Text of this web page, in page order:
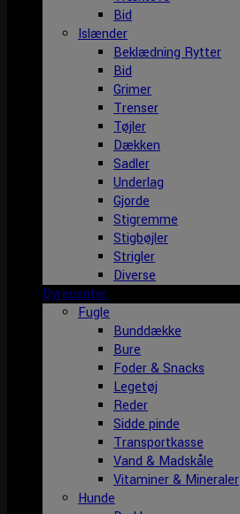
Bid
Islænder
Beklædning Rytter
Bid
Grimer
Trenser
Tøjler
Dækken
Sadler
Underlag
Gjorde
Stigremme
Stigbøjler
Strigler
Diverse
Dyrecenter
Fugle
Bunddække
Bure
Foder & Snacks
Legetøj
Reder
Sidde pinde
Transportkasse
Vand & Madskåle
Vitaminer & Mineraler
Hunde